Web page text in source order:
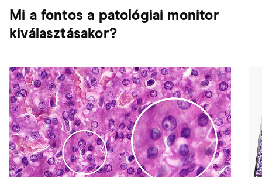
Mi a fontos a patológiai monitor
kiválasztásakor?